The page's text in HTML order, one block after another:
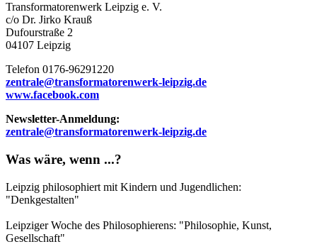
Transformatorenwerk Leipzig e. V.
c/o Dr. Jirko Krauß
Dufourstraße 2
04107 Leipzig
Telefon 0176-96291220
zentrale@transformatorenwerk-leipzig.de
www.facebook.com
Newsletter-Anmeldung:
zentrale@transformatorenwerk-leipzig.de
Was wäre, wenn ...?
Leipzig philosophiert mit Kindern und Jugendlichen:
"Denkgestalten"
Leipziger Woche des Philosophierens: "Philosophie, Kunst,
Gesellschaft"